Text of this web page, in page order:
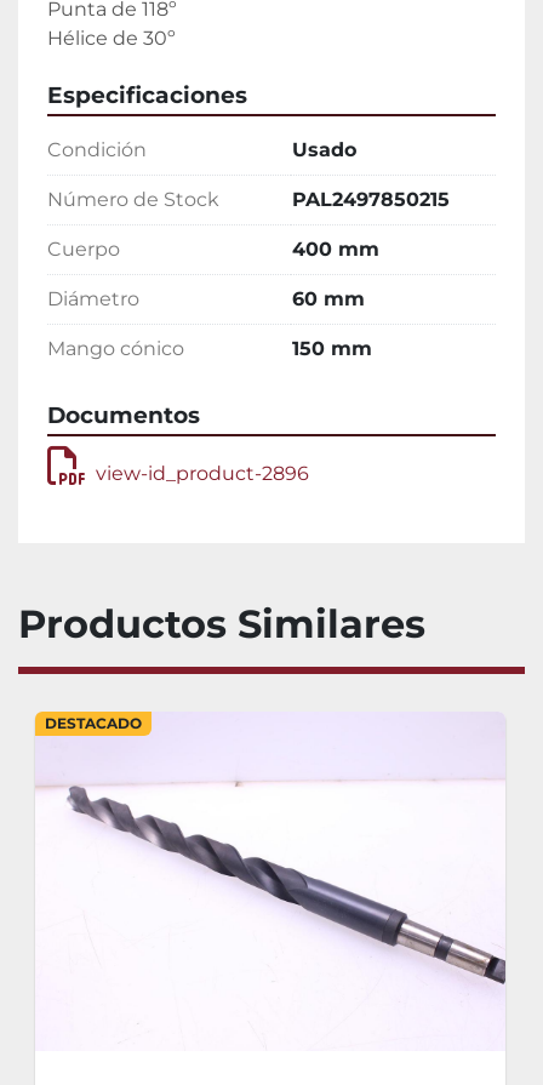
Punta de 118º
Hélice de 30º
Especificaciones
Condición Usado
Número de Stock PAL2497850215
Cuerpo 400 mm
Diámetro 60 mm
Mango cónico 150 mm
Documentos
view-id_product-2896
Productos Similares
DESTACADO